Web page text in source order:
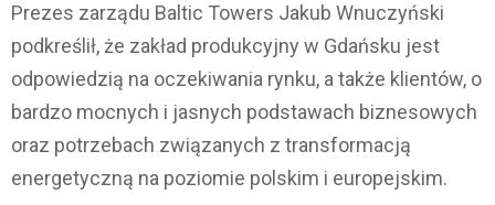
Prezes zarządu Baltic Towers Jakub Wnuczyński
podkreślił, że zakład produkcyjny w Gdańsku jest
odpowiedzią na oczekiwania rynku, a także klientów, o
bardzo mocnych i jasnych podstawach biznesowych
oraz potrzebach związanych z transformacją
energetyczną na poziomie polskim i europejskim.